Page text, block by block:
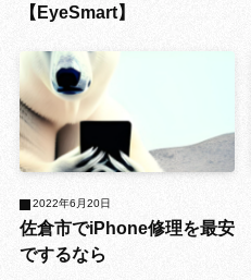
【EyeSmart】
佐倉市でiPhone修理を最安
でするなら
2022年6月20日